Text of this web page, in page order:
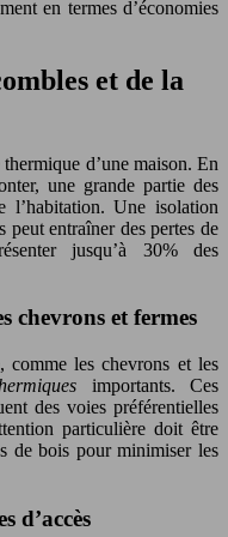
en termes d’économies
et de la
d’une maison. En
une grande partie des
l’habitation. Une isolation
peut entraîner des pertes de
jusqu’à 30% des
chevrons et fermes
comme les chevrons et les
importants. Ces
des voies préférentielles
particulière doit être
de bois pour minimiser les
d’accès